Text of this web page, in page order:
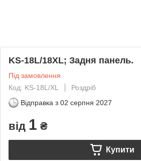
KS-18L/18XL; Задня панель.
Під замовлення
Код: KS-18L/XL
Роздріб
Відправка з 02 серпня 2027
від 1 ₴
Купити